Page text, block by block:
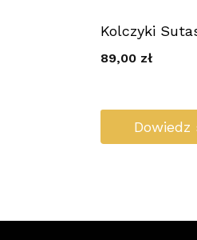
Kolczyki
89,00 zł
Dowiedz